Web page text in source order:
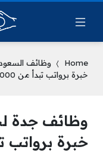
Home وظائف
خبرة برواتب تبدأ من 4000 ريال
وظائف جدة
خبرة برواتب تبدأ